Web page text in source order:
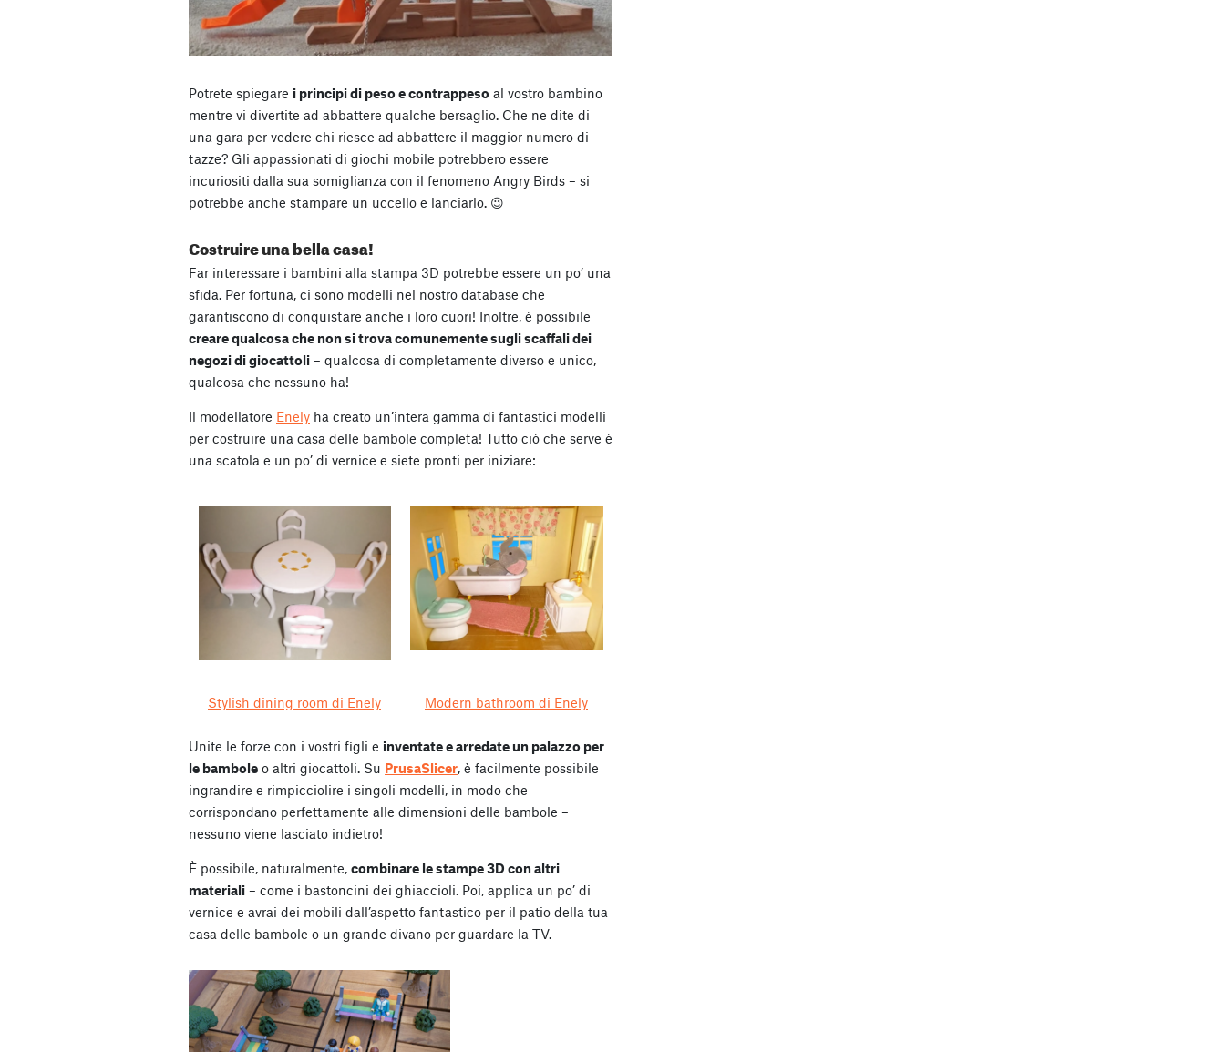
Potrete spiegare i principi di peso e contrappeso al vostro bambino
mentre vi divertite ad abbattere qualche bersaglio. Che ne dite di
una gara per vedere chi riesce ad abbattere il maggior numero di
tazze? Gli appassionati di giochi mobile potrebbero essere
incuriositi dalla sua somiglianza con il fenomeno Angry Birds – si
potrebbe anche stampare un uccello e lanciarlo. 😉
Costruire una bella casa!
Far interessare i bambini alla stampa 3D potrebbe essere un po’ una
sfida. Per fortuna, ci sono modelli nel nostro database che
garantiscono di conquistare anche i loro cuori! Inoltre, è possibile
creare qualcosa che non si trova comunemente sugli scaffali dei
negozi di giocattoli – qualcosa di completamente diverso e unico,
qualcosa che nessuno ha!
Il modellatore Enely ha creato un’intera gamma di fantastici modelli
per costruire una casa delle bambole completa! Tutto ciò che serve è
una scatola e un po’ di vernice e siete pronti per iniziare:
Stylish dining room di Enely Modern bathroom di Enely
Unite le forze con i vostri figli e inventate e arredate un palazzo per
le bambole o altri giocattoli. Su PrusaSlicer, è facilmente possibile
ingrandire e rimpicciolire i singoli modelli, in modo che
corrispondano perfettamente alle dimensioni delle bambole –
nessuno viene lasciato indietro!
È possibile, naturalmente, combinare le stampe 3D con altri
materiali – come i bastoncini dei ghiaccioli. Poi, applica un po’ di
vernice e avrai dei mobili dall’aspetto fantastico per il patio della tua
casa delle bambole o un grande divano per guardare la TV.